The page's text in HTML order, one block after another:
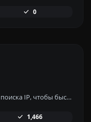
0
Используйте инструмент обратного поиска IP, чтобы быстро и легко найти домен или хост, связанный с любым IP-адресом.
1,466